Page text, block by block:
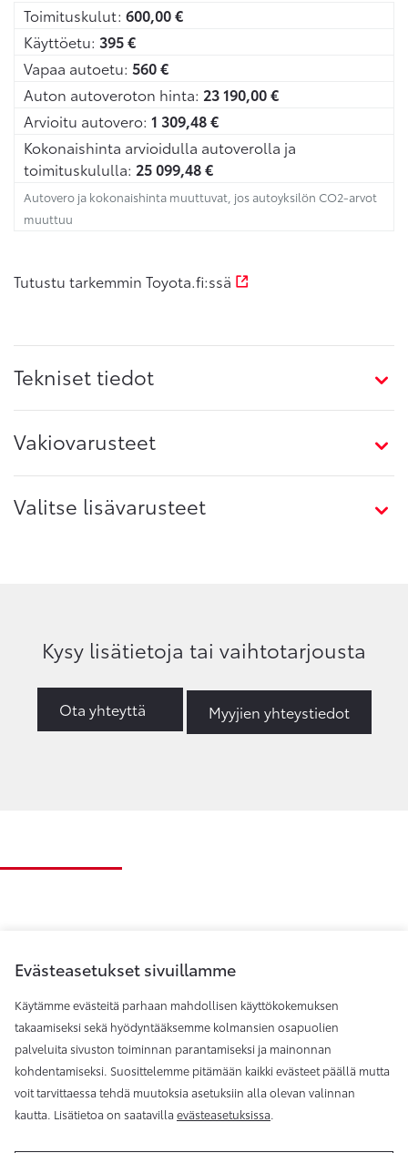
Toimituskulut: 600,00€
Käyttöetu: 395€
Vapaa autoetu: 560€
Auton autoveroton hinta: 23 190,00€
Arvioitu autovero: 1 309,48€
Kokonaishinta arvioidulla autoverolla ja
toimituskululla: 25 099,48€
Autovero ja kokonaishinta muuttuvat, jos autoyksilön CO2-arvot
muuttuu
Tutustu tarkemmin Toyota.fi:ssä
Tekniset tiedot
Vakiovarusteet
Valitse lisävarusteet
Kysy lisätietoja tai vaihtotarjousta
Ota yhteyttä Myyjien yhteystiedot
Toyota Helsinki
Evästeasetukset sivuillamme
Käytämme evästeitä parhaan mahdollisen käyttökokemuksen
takaamiseksi sekä hyödyntääksemme kolmansien osapuolien
palveluita sivuston toiminnan parantamiseksi ja mainonnan
kohdentamiseksi. Suosittelemme pitämään kaikki evästeet päällä mutta
voit tarvittaessa tehdä muutoksia asetuksiin alla olevan valinnan
kautta. Lisätietoa on saatavilla evästeasetuksissa.